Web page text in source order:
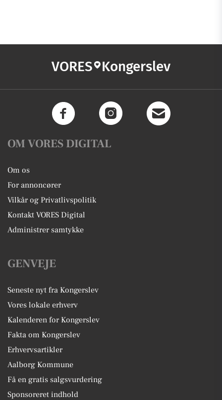
VORES Kongerslev
OM VORES DIGITAL
Om os
For annoncører
Vilkår og Privatlivspolitik
Kontakt VORES Digital
Administrer samtykke
GENVEJE
Seneste nyt fra Kongerslev
Vores lokale erhverv
Kalenderen for Kongerslev
Fakta om Kongerslev
Erhvervsartikler
Aalborg Kommune
Få en gratis salgsvurdering
Sponsoreret indhold